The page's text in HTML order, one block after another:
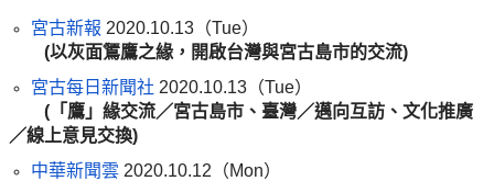
宮古新報 2020.10.13（Tue）
(以灰面鵟鷹之緣，開啟台灣與宮古島市的交流)
宮古每日新聞社 2020.10.13（Tue）
(「鷹」緣交流／宮古島市、臺灣／邁向互訪、文化推廣
／線上意見交換)
中華新聞雲 2020.10.12（Mon）